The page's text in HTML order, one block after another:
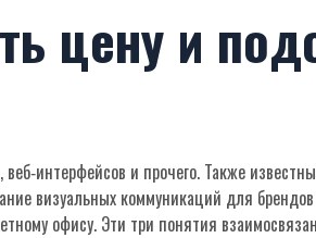
цену и
и прочего. Также
визуальных коммуникаций для
офису. Эти три понятия